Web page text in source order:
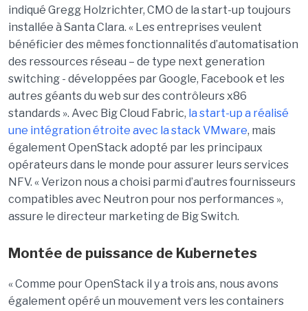
indiqué Gregg Holzrichter, CMO de la start-up toujours
installée à Santa Clara. « Les entreprises veulent
bénéficier des mêmes fonctionnalités d’automatisation
des ressources réseau – de type next generation
switching - développées par Google, Facebook et les
autres géants du web sur des contrôleurs x86
standards ». Avec Big Cloud Fabric, la start-up a réalisé
une intégration étroite avec la stack VMware, mais
également OpenStack adopté par les principaux
opérateurs dans le monde pour assurer leurs services
NFV. « Verizon nous a choisi parmi d’autres fournisseurs
compatibles avec Neutron pour nos performances »,
assure le directeur marketing de Big Switch.
Montée de puissance de Kubernetes
« Comme pour OpenStack il y a trois ans, nous avons
également opéré un mouvement vers les containers